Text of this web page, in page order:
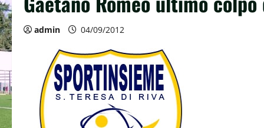
admin 04/09/2012